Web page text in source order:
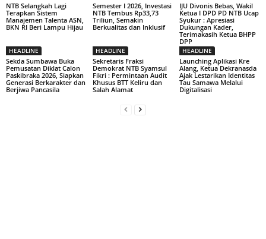
NTB Selangkah Lagi
Terapkan Sistem
Manajemen Talenta ASN,
BKN RI Beri Lampu Hijau
Semester I 2026, Investasi
NTB Tembus Rp33,73
Triliun, Semakin
Berkualitas dan Inklusif
IJU Divonis Bebas, Wakil
Ketua I DPD PD NTB Ucap
Syukur : Apresiasi
Dukungan Kader,
Terimakasih Ketua BHPP
DPP
HEADLINE
Sekda Sumbawa Buka
Pemusatan Diklat Calon
Paskibraka 2026, Siapkan
Generasi Berkarakter dan
Berjiwa Pancasila
HEADLINE
Sekretaris Fraksi
Demokrat NTB Syamsul
Fikri : Permintaan Audit
Khusus BTT Keliru dan
Salah Alamat
HEADLINE
Launching Aplikasi Kre
Alang, Ketua Dekranasda
Ajak Lestarikan Identitas
Tau Samawa Melalui
Digitalisasi